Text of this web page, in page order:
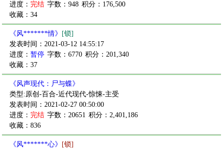
进度： 完结 字数：948 积分：176,500
收藏：34
《风*******情》
[锁]
发表时间：2021-03-12 14:55:17
进度： 暂停 字数：6770 积分：201,340
收藏：37
《风声现代：尸与蝶》
类型:原创-百合-近代现代-惊悚-主受
发表时间：2021-02-27 00:50:00
进度： 完结 字数：20651 积分：2,401,186
收藏：836
《风*******心》
[锁]